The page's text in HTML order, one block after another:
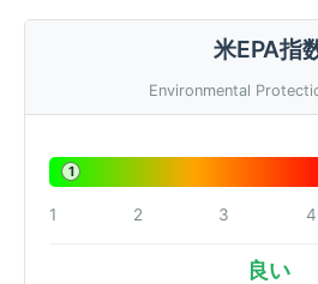
米EPA指
Environmental
1
1 2 3 4
良い